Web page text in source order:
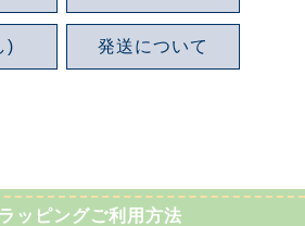
) 発送について
ッピングご利用方法